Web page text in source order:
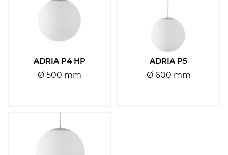
ADRIA P4 HP
Ø 500 mm
ADRIA P5
Ø 600 mm